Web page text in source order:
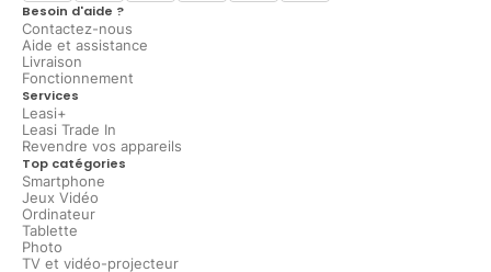
Besoin d'aide ?
Contactez-nous
Aide et assistance
Livraison
Fonctionnement
Services
Leasi+
Leasi Trade In
Revendre vos appareils
Top catégories
Smartphone
Jeux Vidéo
Ordinateur
Tablette
Photo
TV et vidéo-projecteur